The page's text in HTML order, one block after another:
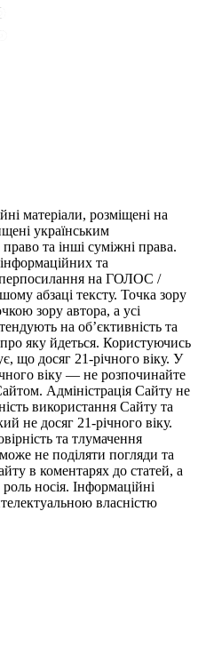
матеріали, розміщені на
українським
та інші суміжні права.
та
на ГОЛОС /
абзаці тексту. Точка зору
зору автора, а усі
на об’єктивність та
яку йдеться. Користуючись
що досяг 21-річного віку. У
віку — не розпочинайте
Адміністрація Сайту не
використання Сайту та
не досяг 21-річного віку.
та тлумачення
не поділяти погляди та
в коментарях до статей, а
носія. Інформаційні
власністю